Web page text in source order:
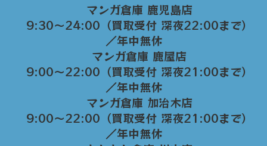
マンガ倉庫 鹿児島店
9:30～24:00（買取受付 深夜22:00まで）
／年中無休
マンガ倉庫 鹿屋店
9:00～22:00（買取受付 深夜21:00まで）
／年中無休
マンガ倉庫 加治木店
9:00〜22:00（買取受付 深夜21:00まで）
／年中無休